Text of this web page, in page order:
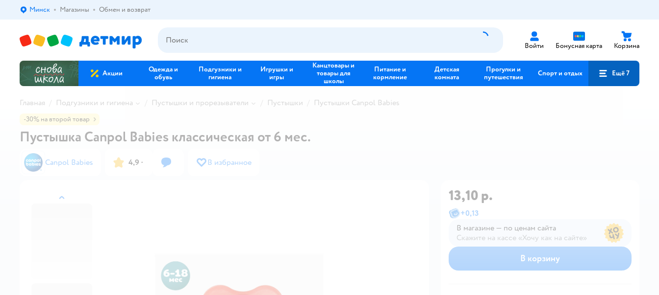
Выбор адреса доставки.
Минск Магазины Обмен и возврат
Войти Бонусная карта Корзина
Акции
Одежда и
обувь
Подгузники и
гигиена
Игрушки и
игры
Канцтовары и
товары для
школы
Питание и
кормление
Детская
комната
Прогулки и
путешествия
Спорт и отдых Ещё 7
Главная Подгузники и гигиена Пустышки и прорезыватели Пустышки Пустышки Canpol Babies
назад
-30% на второй товар
Пустышка Canpol Babies классическая от 6 мес.
Canpol Babies 4,9 · В избранное
13,10 р.
+0,13
В магазине — по ценам сайта
Скажите на кассе «Хочу как на сайте»
В магазине — по ценам сайта
В корзину